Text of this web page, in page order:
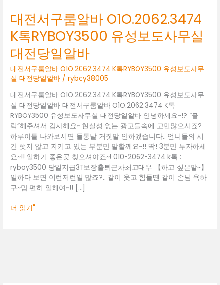
대전서구룸알바 O1O.2062.3474
K톡RYBOY3500 유성보도사무실
대전당일알바
대전서구룸알바 O1O.2062.3474 K톡RYBOY3500 유성보도사무
실 대전당일알바 /ryboy38005
대전서구룸알바 O1O.2062.3474 K톡RYBOY3500 유성보도사무
실 대전당일알바 대전서구룸알바 O1O.2062.3474 K톡
RYBOY3500 유성보도사무실 대전당일알바 안녕하세요~!? “클
릭”해주셔서 감사해요~ 현실성 없는 광고들속에 고민많으시죠?
하루이틀 나와보시면 들통날 거짓말 안하겠습니다.. 언니들의 시
간 뺏지 않고 지키고 있는 부분만 말할께요~!! 딱! 3분만 투자하세
요~!! 일하기 좋은곳 찾으셔야죠~! 010-2062-3474 k톡 :
ryboy3500 당일지급3T보장출퇴근차최고대우 【하고 싶은말~】
일하다 보면 이런저런일 많죠?.. 같이 웃고 힘들땐 같이 손님 욕하
구~맘 편히 일해여~!! […]
룸
바
O1O.2062.3474
K
톡
RYBOY3500
성
보
도
사
무
실
대
전
당
일
바
더 읽기"